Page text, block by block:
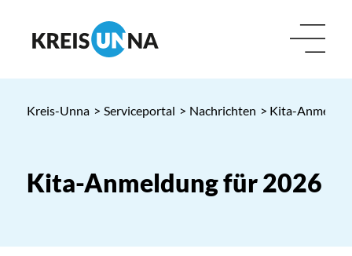
Kreis-Unna > Serviceportal > Nachrichten > Kita-
Kita-Anmeldung für 2026